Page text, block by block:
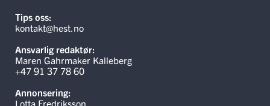
Tips oss:
kontakt@hest.no
Ansvarlig redaktør:
Maren Gahrmaker Kalleberg
+47 91 37 78 60
Annonsering:
Lotta Fredriksson